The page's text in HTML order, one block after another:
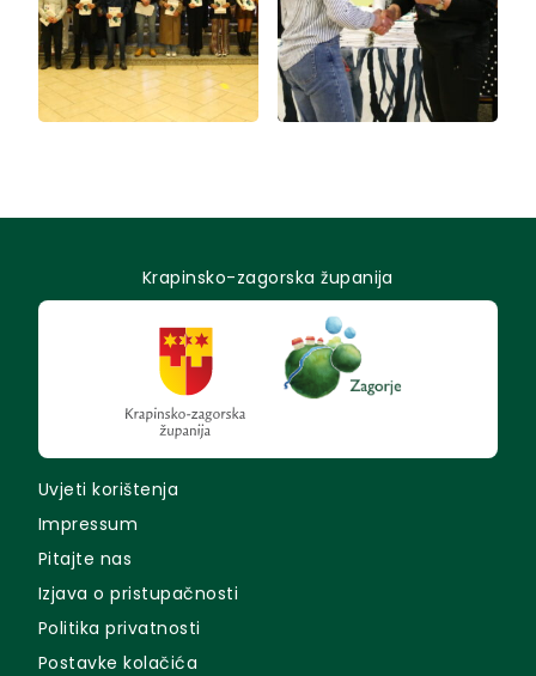
Krapinsko-zagorska županija
Uvjeti korištenja
Impressum
Pitajte nas
Izjava o pristupačnosti
Politika privatnosti
Postavke kolačića